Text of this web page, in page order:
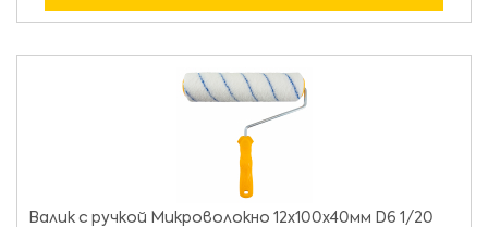
Валик с ручкой Микроволокно 12х100х40мм D6 1/20